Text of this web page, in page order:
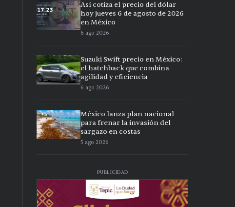
Así cotiza el precio del dólar
hoy jueves 6 de agosto de 2026
en México
6 ago 2026
Suzuki Swift precio en México:
el hatchback que combina
agilidad y eficiencia
6 ago 2026
México lanza plan nacional
para frenar la invasión del
sargazo en costas
5 ago 2026
PUBLICIDAD